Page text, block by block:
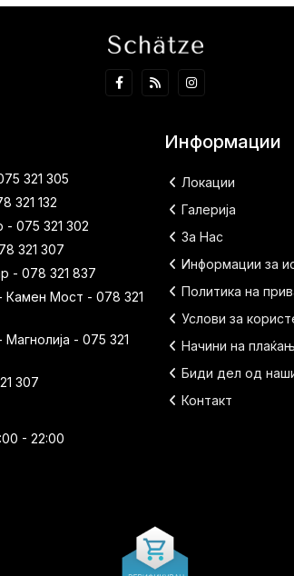
321 305
321 132
- 075 321 302
321 307
- 078 321 837
Мост - 078 321
- 075 321
307
- 22:00
Информации
Локации
Галерија
За Нас
Информации за
Политика на
Услови за
Начини на
Биди дел од
Контакт